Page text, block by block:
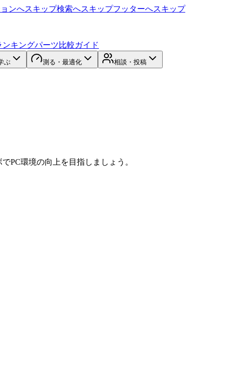
ンへスキップ検索へスキップフッターへスキップ
ンキングパーツ比較ガイド
ぶ 測る・最適化 相談・投稿
でPC環境の向上を目指しましょう。